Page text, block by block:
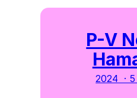
P-V
2024 ·